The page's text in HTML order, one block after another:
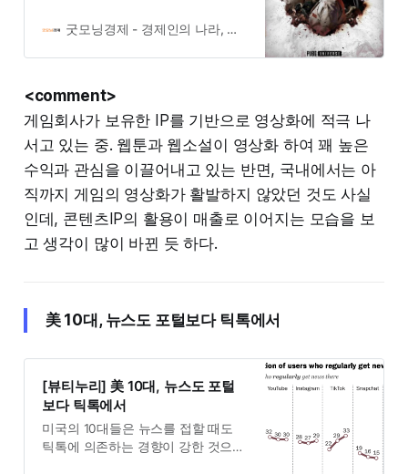
고 있는 IP를 2차 창작물로 활용하는
컴투스, 크래프톤 등 강력한 글로벌
IP를 보유한 주요 게임사를 중심으로
영화, 드라마, 등 영상 콘텐츠 사업 진
출이 증가하고 있다. 게임사들은 기
존 캐릭터 사업에 더해 IP를 통한 수
익성 확대를 꾀한다는 구상이다.국내
게임업계는 그동안 다른 국가와 비교
해 수익성 등의 이유로 영상
굿모닝경제 - 경제인의 나라, 경제인의 아침!
<comment>
게임회사가 보유한 IP를 기반으로 영상화에 적극 나
서고 있는 중. 웹툰과 웹소설이 영상화 하여 꽤 높은
수익과 관심을 이끌어내고 있는 반면, 국내에서는 아
직까지 게임의 영상화가 활발하지 않았던 것도 사실
인데, 콘텐츠IP의 활용이 매출로 이어지는 모습을 보
고 생각이 많이 바뀐 듯 하다.
美 10대, 뉴스도 포털보다 틱톡에서
[뷰티누리] 美 10대, 뉴스도 포털
보다 틱톡에서
미국의 10대들은 뉴스를 접할 때도
틱톡에 의존하는 경향이 강한 것으로